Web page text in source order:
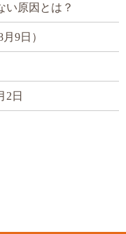
い原因とは？
9日）
2日